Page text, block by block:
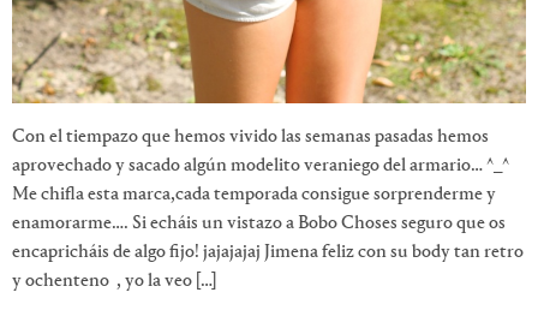
Con el tiempazo que hemos vivido las semanas pasadas hemos
aprovechado y sacado algún modelito veraniego del armario… ^_^
Me chifla esta marca,cada temporada consigue sorprenderme y
enamorarme…. Si echáis un vistazo a Bobo Choses seguro que os
encapricháis de algo fijo! jajajajaj Jimena feliz con su body tan retro
y ochenteno , yo la veo […]